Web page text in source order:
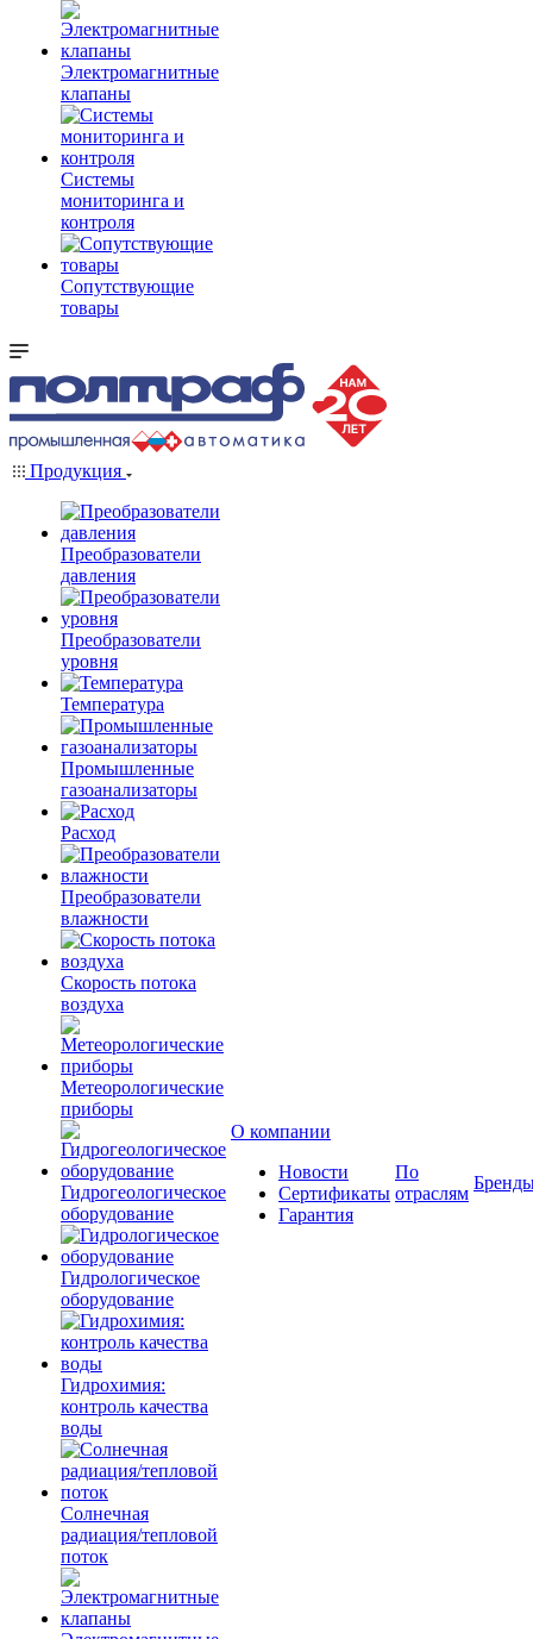
Электромагнитные
клапаны
Системы
мониторинга и
контроля
Сопутствующие
товары
Продукция
Преобразователи
давления
Преобразователи
уровня
Температура
Промышленные
газоанализаторы
Расход
Преобразователи
влажности
Скорость потока
воздуха
Метеорологические
приборы
Гидрогеологическое
оборудование
Гидрологическое
оборудование
Гидрохимия:
контроль качества
воды
Солнечная
радиация/тепловой
поток
О компании
Новости
Сертификаты
Гарантия
По
отраслям